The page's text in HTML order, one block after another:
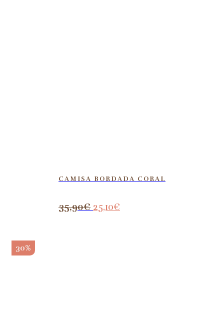
CAMISA BORDADA CORAL
35,90€ 25,10€
30%